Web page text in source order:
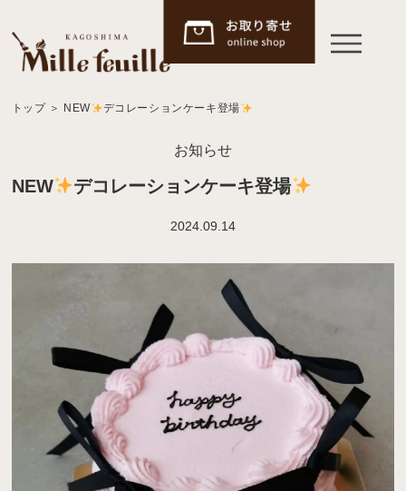
トップ＞ NEW デコレーションケーキ登場
お知らせ
NEW デコレーションケーキ登場
2024.09.14